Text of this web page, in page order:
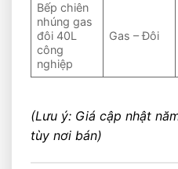
Bếp chiên
nhúng gas
đôi 40L
công
nghiệp
Gas – Đôi
(Lưu ý: Giá cập nhật
tùy nơi bán)